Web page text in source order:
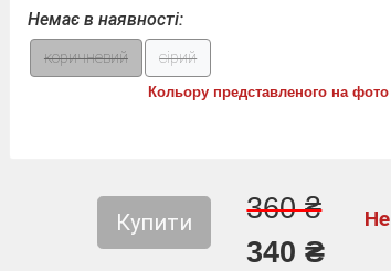
Немає в наявності:
коричневий сірий
Кольору представленого на фото
Купити
360 ₴
340 ₴